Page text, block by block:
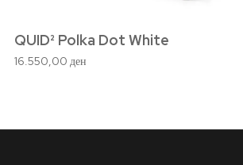
QUID² Polka Dot White
16.550,00ден